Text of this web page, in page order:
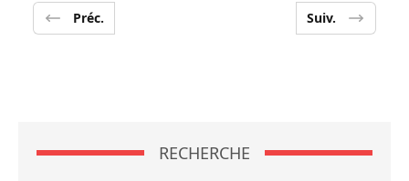
Préc. Suiv.
RECHERCHE